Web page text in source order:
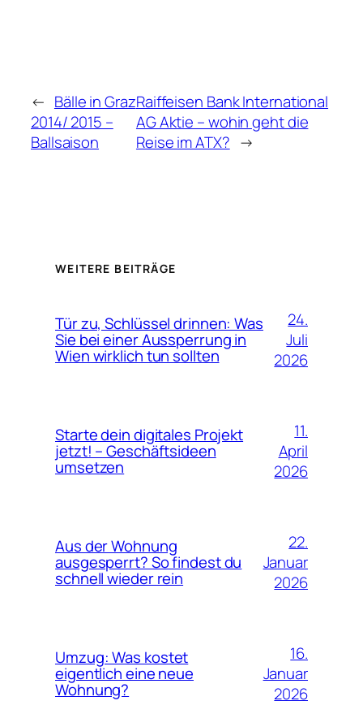
← Bälle in Graz
2014/ 2015 –
Ballsaison
Raiffeisen Bank International
AG Aktie – wohin geht die
Reise im ATX? →
WEITERE BEITRÄGE
Tür zu, Schlüssel drinnen: Was
Sie bei einer Aussperrung in
Wien wirklich tun sollten
24.
Juli
2026
Starte dein digitales Projekt
jetzt! – Geschäftsideen
umsetzen
11.
April
2026
Aus der Wohnung
ausgesperrt? So findest du
schnell wieder rein
22.
Januar
2026
Umzug: Was kostet
eigentlich eine neue
Wohnung?
16.
Januar
2026